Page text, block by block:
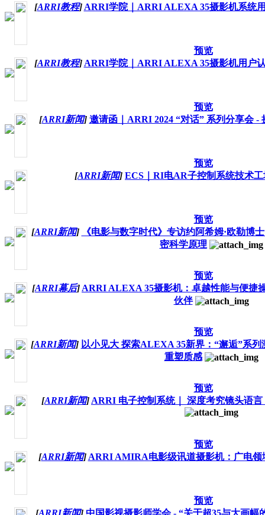
[ARRI教程] ARRI学院｜ARRI ALEXA 35摄影机系统
预览
[ARRI教程] ARRI学院｜ARRI ALEXA 35摄影机用户
预览
[ARRI新闻] 邀请函｜ARRI 2024 “对话” 系列分享会 -
预览
[ARRI新闻] ECS｜RI电​AR子控制系统技术
预览
[ARRI新闻]
《电影与数字时代》专访约阿希姆·欧勒博
密科学原理
预览
[ARRI幕后] ARRI ALEXA 35摄影机：卓越性能与便捷
伙伴
预览
[ARRI新闻] 以小见大 探索ALEXA 35新界：“邂逅”系
重塑质感
预览
[ARRI新闻] ARRI 电子控制系统｜ 深度考究镜头语
预览
[ARRI新闻] ARRI AMIRA电影级讯道摄影机：广电领
预览
[ARRI新闻] 中国影视摄影师学会 - “关于超35与大画幅